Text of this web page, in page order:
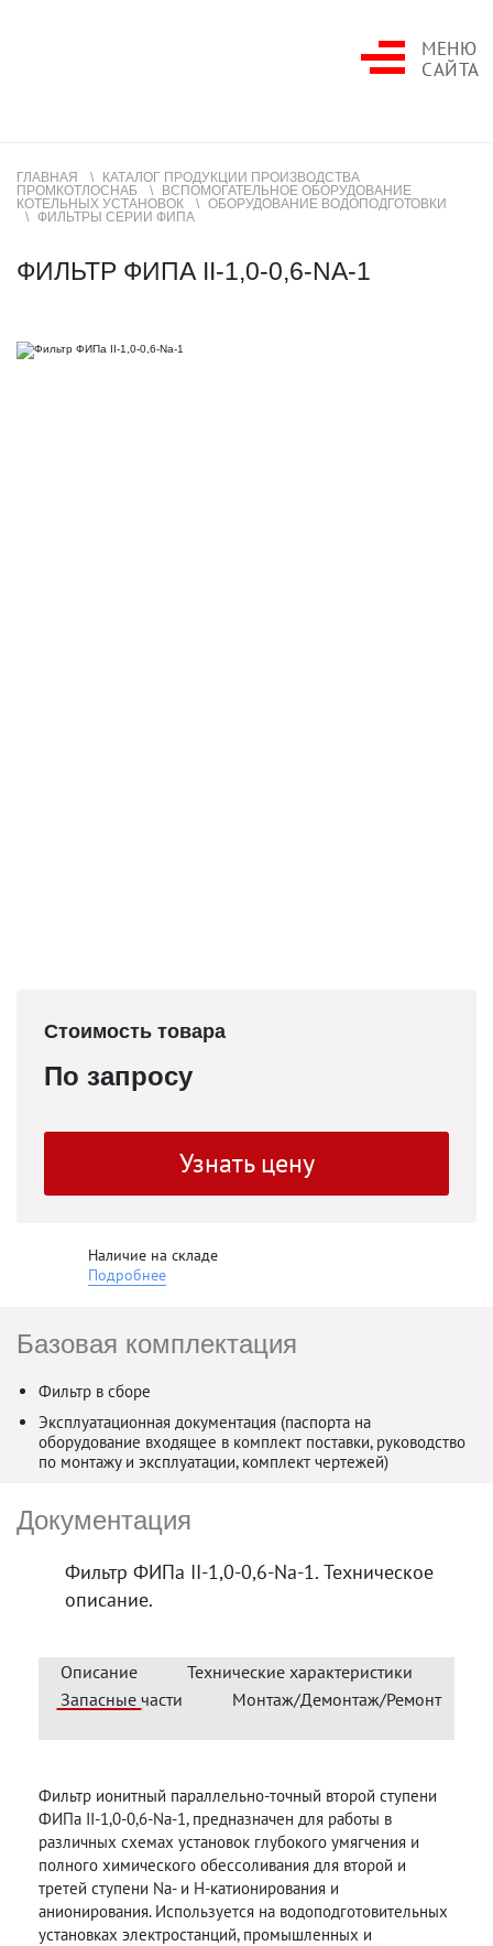
МЕНЮ
САЙТА
ГЛАВНАЯ
КАТАЛОГ ПРОДУКЦИИ ПРОИЗВОДСТВА
ПРОМКОТЛОСНАБ
ВСПОМОГАТЕЛЬНОЕ ОБОРУДОВАНИЕ
КОТЕЛЬНЫХ УСТАНОВОК
ОБОРУДОВАНИЕ ВОДОПОДГОТОВКИ
ФИЛЬТРЫ СЕРИИ ФИПА
ФИЛЬТР ФИПА II-1,0-0,6-NA-1
Стоимость товара
По запросу
Узнать цену
Наличие на складе
Подробнее
Базовая комплектация
Фильтр в сборе
Эксплуатационная документация (паспорта на
оборудование входящее в комплект поставки, руководство
по монтажу и эксплуатации, комплект чертежей)
Документация
Фильтр ФИПа II-1,0-0,6-Na-1. Техническое
описание.
Описание
Технические характеристики
Запасные части
Монтаж/Демонтаж/Ремонт
Фильтр ионитный параллельно-точный второй ступени
ФИПа II-1,0-0,6-Na-1, предназначен для работы в
различных схемах установок глубокого умягчения и
полного химического обессоливания для второй и
третей ступени Na- и Н-катионирования и
анионирования. Используется на водоподготовительных
установках электростанций, промышленных и